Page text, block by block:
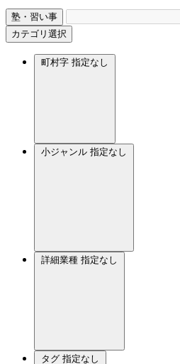
塾・習い事
カテゴリ選択
町村字 指定なし
小ジャンル 指定なし
詳細業種 指定なし
タグ 指定なし